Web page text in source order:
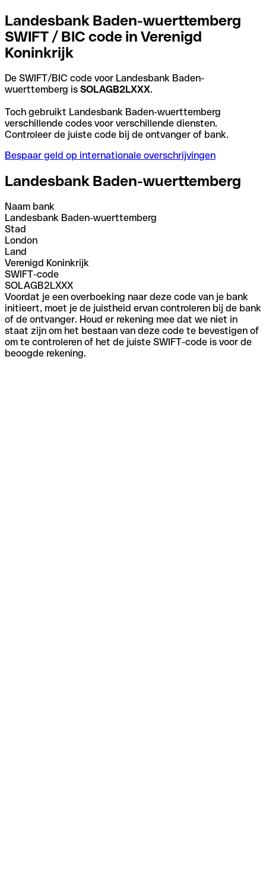
Landesbank Baden-wuerttemberg
SWIFT / BIC code in Verenigd
Koninkrijk
De SWIFT/BIC code voor Landesbank Baden-
wuerttemberg is SOLAGB2LXXX.
Toch gebruikt Landesbank Baden-wuerttemberg
verschillende codes voor verschillende diensten.
Controleer de juiste code bij de ontvanger of bank.
Bespaar geld op internationale overschrijvingen
Landesbank Baden-wuerttemberg
Naam bank
Landesbank Baden-wuerttemberg
Stad
London
Land
Verenigd Koninkrijk
SWIFT-code
SOLAGB2LXXX
Voordat je een overboeking naar deze code van je bank
initieert, moet je de juistheid ervan controleren bij de bank
of de ontvanger. Houd er rekening mee dat we niet in
staat zijn om het bestaan van deze code te bevestigen of
om te controleren of het de juiste SWIFT-code is voor de
beoogde rekening.